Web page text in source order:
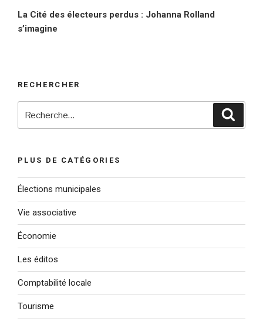
suivant
La Cité des électeurs perdus : Johanna Rolland
s’imagine
RECHERCHER
PLUS DE CATÉGORIES
Élections municipales
Vie associative
Économie
Les éditos
Comptabilité locale
Tourisme